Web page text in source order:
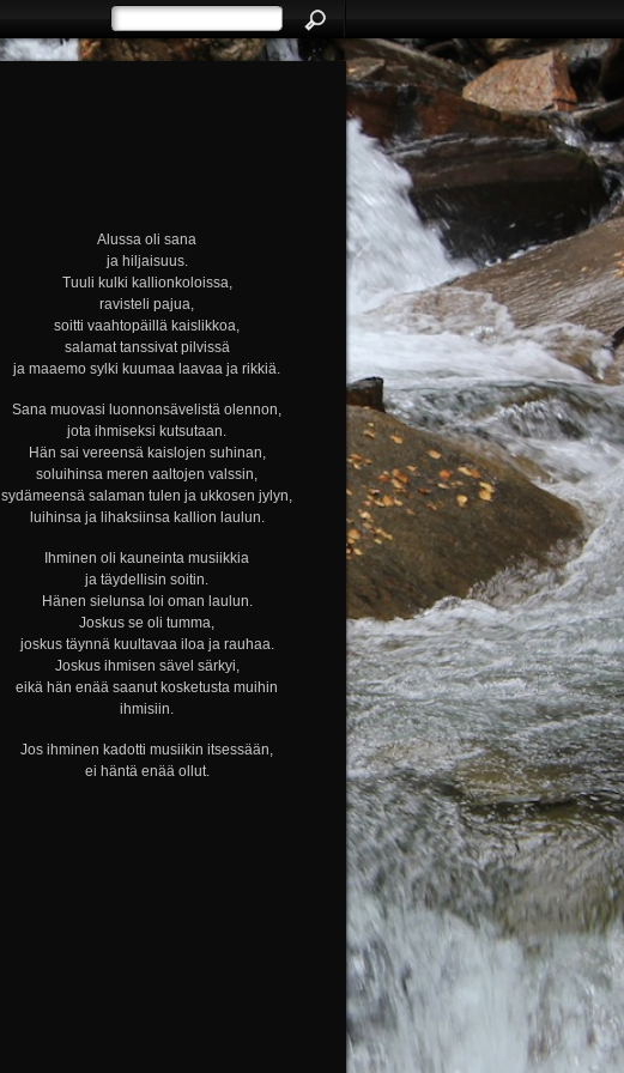
Alussa oli sana
ja hiljaisuus.
Tuuli kulki kallionkoloissa,
ravisteli pajua,
soitti vaahtopäillä kaislikkoa,
salamat tanssivat pilvissä
ja maaemo sylki kuumaa laavaa ja rikkiä.
Sana muovasi luonnonsävelistä olennon,
jota ihmiseksi kutsutaan.
Hän sai vereensä kaislojen suhinan,
soluihinsa meren aaltojen valssin,
sydämeensä salaman tulen ja ukkosen jylyn,
luihinsa ja lihaksiinsa kallion laulun.
Ihminen oli kauneinta musiikkia
ja täydellisin soitin.
Hänen sielunsa loi oman laulun.
Joskus se oli tumma,
joskus täynnä kuultavaa iloa ja rauhaa.
Joskus ihmisen sävel särkyi,
eikä hän enää saanut kosketusta muihin
ihmisiin.
Jos ihminen kadotti musiikin itsessään,
ei häntä enää ollut.